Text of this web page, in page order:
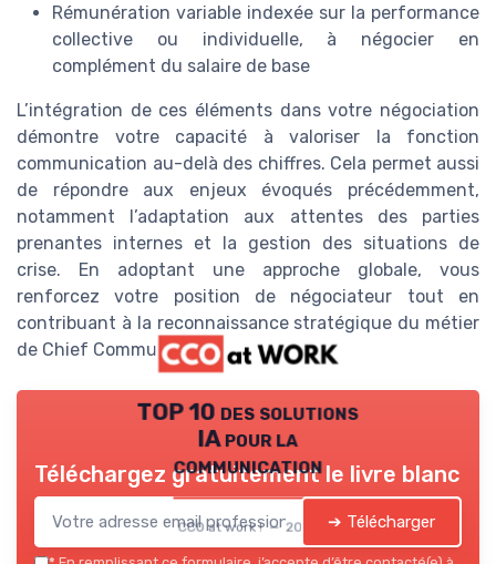
Rémunération variable indexée sur la performance
collective ou individuelle, à négocier en
complément du salaire de base
L’intégration de ces éléments dans votre négociation
démontre votre capacité à valoriser la fonction
communication au-delà des chiffres. Cela permet aussi
de répondre aux enjeux évoqués précédemment,
notamment l’adaptation aux attentes des parties
prenantes internes et la gestion des situations de
crise. En adoptant une approche globale, vous
renforcez votre position de négociateur tout en
contribuant à la reconnaissance stratégique du métier
de Chief Communication Officer.
TOP 10 des solutions
IA pour la
communication
CCO at work ! — 2026
Téléchargez gratuitement le livre blanc
➔ Télécharger